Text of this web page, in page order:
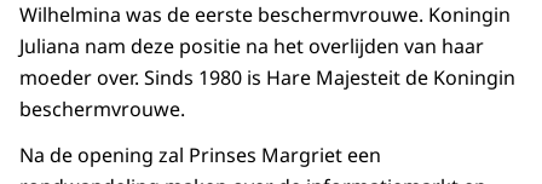
Wilhelmina was de eerste beschermvrouwe. Koningin
Juliana nam deze positie na het overlijden van haar
moeder over. Sinds 1980 is Hare Majesteit de Koningin
beschermvrouwe.
Na de opening zal Prinses Margriet een